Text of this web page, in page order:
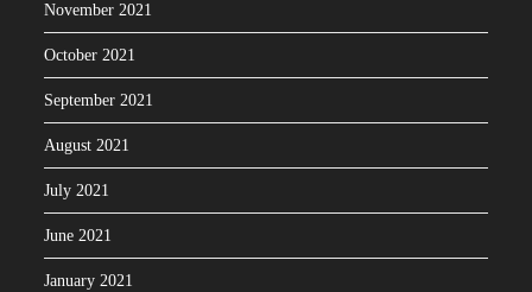
November 2021
October 2021
September 2021
August 2021
July 2021
June 2021
January 2021